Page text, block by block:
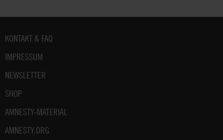
Fußbereich
KONTAKT & FAQ
IMPRESSUM
NEWSLETTER
SHOP
AMNESTY-MATERIAL
AMNESTY.ORG